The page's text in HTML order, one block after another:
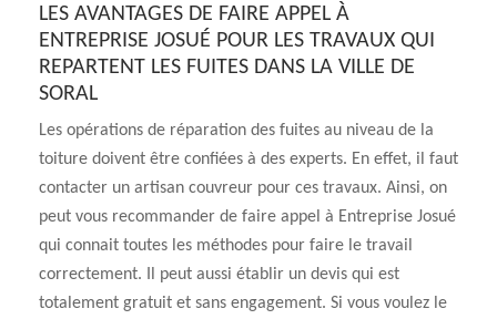
LES AVANTAGES DE FAIRE APPEL À
ENTREPRISE JOSUÉ POUR LES TRAVAUX QUI
REPARTENT LES FUITES DANS LA VILLE DE
SORAL
Les opérations de réparation des fuites au niveau de la
toiture doivent être confiées à des experts. En effet, il faut
contacter un artisan couvreur pour ces travaux. Ainsi, on
peut vous recommander de faire appel à Entreprise Josué
qui connait toutes les méthodes pour faire le travail
correctement. Il peut aussi établir un devis qui est
totalement gratuit et sans engagement. Si vous voulez le